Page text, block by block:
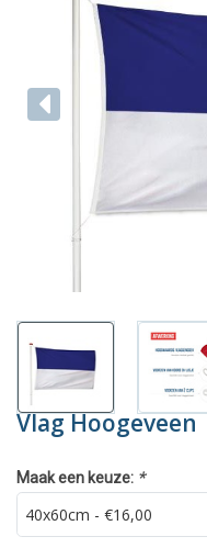
Vlag Hoogeveen
Maak een keuze: *